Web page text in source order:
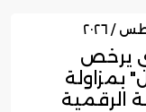
يرخص
بمزاولة
الرقمية